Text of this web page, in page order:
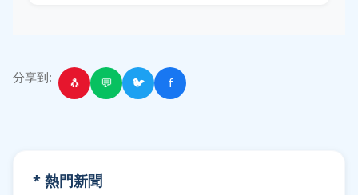
分享到: 🐧 💬 🐦 f
* 熱門新聞